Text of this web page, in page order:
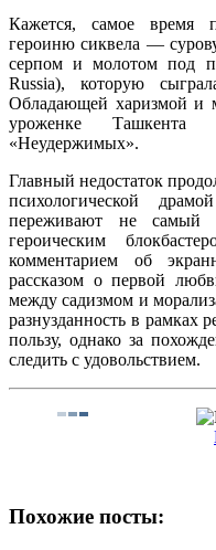
Кажется, самое время
героиню сиквела —
серпом и молотом под
Russia), которую
Обладающей харизмой и
уроженке
«Неудержимых».
Главный недостаток
психологической
переживают не
героическим
комментарием об
рассказом о первой
между садизмом и
разнузданность в рамках
пользу, однако за
следить с удовольствием.
Похожие посты: